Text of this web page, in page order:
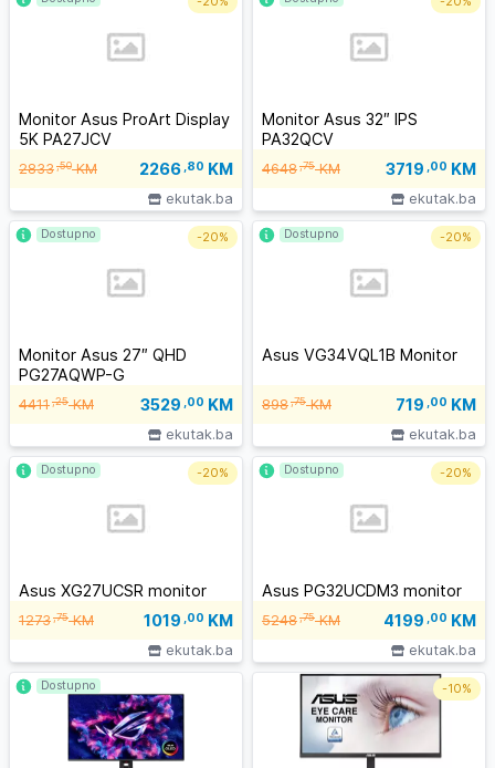
Monitor Asus ProArt Display
5K PA27JCV
2833,50KM 2266 ,80 KM
ekutak.ba
Monitor Asus 32″ IPS
PA32QCV
4648,75KM 3719 ,00 KM
ekutak.ba
Monitor Asus 27″ QHD
PG27AQWP-G
4411,25KM 3529 ,00 KM
ekutak.ba
Dostupno -20%
Asus VG34VQL1B Monitor
898,75KM 719 ,00 KM
ekutak.ba
Dostupno -20%
Asus XG27UCSR monitor
1273,75KM 1019 ,00 KM
ekutak.ba
Dostupno -20%
Asus PG32UCDM3 monitor
5248,75KM 4199 ,00 KM
ekutak.ba
Dostupno -20%
Dostupno -10%